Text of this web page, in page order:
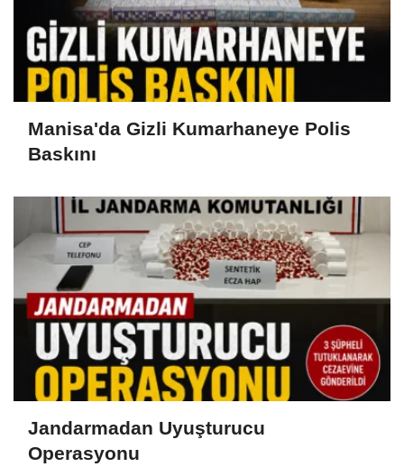
Manisa'da Gizli Kumarhaneye Polis
Baskını
Jandarmadan Uyuşturucu
Operasyonu